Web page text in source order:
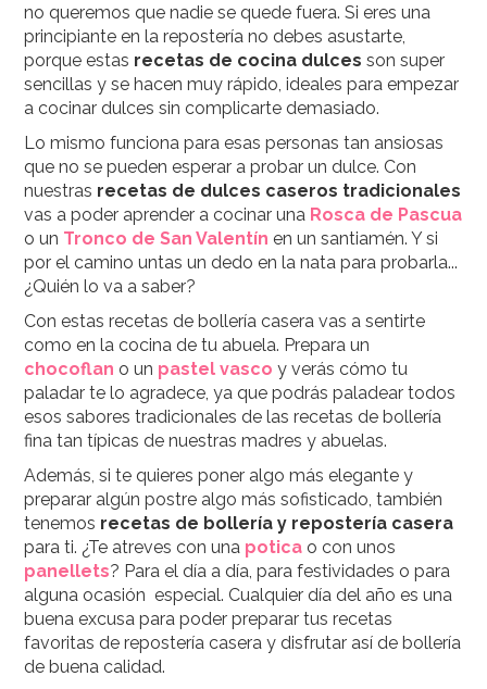
no queremos que nadie se quede fuera. Si eres una
principiante en la repostería no debes asustarte,
porque estas recetas de cocina dulces son super
sencillas y se hacen muy rápido, ideales para empezar
a cocinar dulces sin complicarte demasiado.
Lo mismo funciona para esas personas tan ansiosas
que no se pueden esperar a probar un dulce. Con
nuestras recetas de dulces caseros tradicionales
vas a poder aprender a cocinar una Rosca de Pascua
o un Tronco de San Valentín en un santiamén. Y si
por el camino untas un dedo en la nata para probarla...
¿Quién lo va a saber?
Con estas recetas de bollería casera vas a sentirte
como en la cocina de tu abuela. Prepara un
chocoflan o un pastel vasco y verás cómo tu
paladar te lo agradece, ya que podrás paladear todos
esos sabores tradicionales de las recetas de bollería
fina tan típicas de nuestras madres y abuelas.
Además, si te quieres poner algo más elegante y
preparar algún postre algo más sofisticado, también
tenemos recetas de bollería y repostería casera
para ti. ¿Te atreves con una potica o con unos
panellets? Para el día a día, para festividades o para
alguna ocasión especial. Cualquier día del año es una
buena excusa para poder preparar tus recetas
favoritas de repostería casera y disfrutar así de bollería
de buena calidad.